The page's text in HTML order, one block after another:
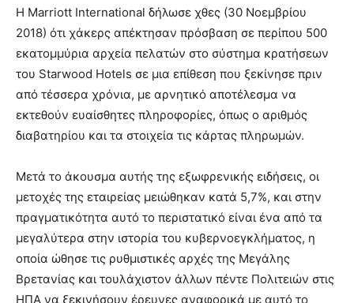
Η Marriott International δήλωσε χθες (30 Νοεμβρίου
2018) ότι χάκερς απέκτησαν πρόσβαση σε περίπου 500
εκατομμύρια αρχεία πελατών στο σύστημα κρατήσεων
του Starwood Hotels σε μια επίθεση που ξεκίνησε πριν
από τέσσερα χρόνια, με αρνητικό αποτέλεσμα να
εκτεθούν ευαίσθητες πληροφορίες, όπως ο αριθμός
διαβατηρίου και τα στοιχεία τις κάρτας πληρωμών.
Μετά το άκουσμα αυτής της εξωφρενικής ειδήσεις, οι
μετοχές της εταιρείας μειώθηκαν κατά 5,7%, και στην
πραγματικότητα αυτό το περιστατικό είναι ένα από τα
μεγαλύτερα στην ιστορία του κυβερνοεγκλήματος, η
οποία ώθησε τις ρυθμιστικές αρχές της Μεγάλης
Βρετανίας και τουλάχιστον άλλων πέντε Πολιτειών στις
ΗΠΑ να ξεκινήσουν έρευνες αναφορικά με αυτό το